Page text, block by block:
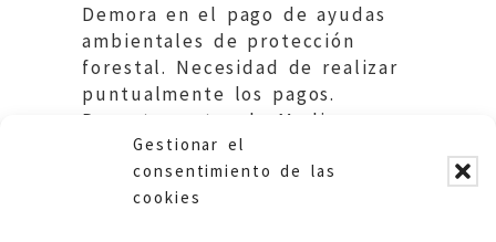
Gestionar el
consentimiento de las
cookies
Demora en el pago de ayudas
ambientales de protección
forestal. Necesidad de realizar
puntualmente los pagos.
Departamentos de Medio
Ambiente y de Economía. DGA.